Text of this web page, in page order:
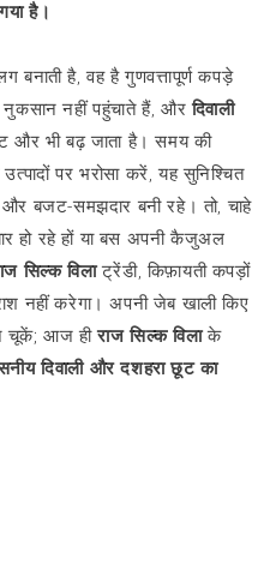
है।
बनाती है, वह है गुणवत्तापूर्ण कपड़े
नुकसान नहीं पहुंचाते हैं, औरदिवाली
भी बढ़ जाता है। समय की
पर भरोसा करें, यह सुनिश्चित
बजट-समझदार बनी रहे। तो, चाहे
हो रहे हों या बस अपनी कैजुअल
सिल्क विलाट्रेंडी, किफ़ायती कपड़ों
नहीं करेगा। अपनी जेब खाली किए
न चूकें; आज हीराज सिल्क विलाके
दिवाली और दशहरा छूट का